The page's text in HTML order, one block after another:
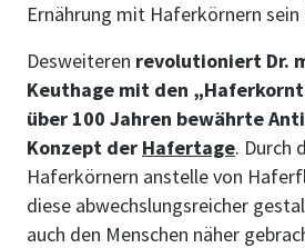
Ernährung mit Haferkörnern sein
Desweiteren revolutioniert Dr.
Keuthage mit den
über 100 Jahren bewährte
Konzept der Hafertage. Durch
Haferkörnern anstelle von
diese abwechslungsreicher
auch den Menschen näher